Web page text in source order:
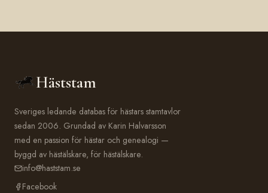
Häststam
Sveriges ledande databas för hästars stamtavlor
sedan 2006. Grundad av Karin Halvarsson
med en passion för hästar och genealogi —
byggd av hästälskare, för hästälskare.
info@haststam.se
Facebook